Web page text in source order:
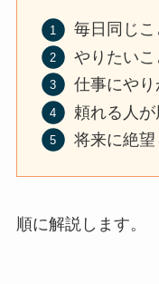
毎日同じ
やりたい
仕事にや
頼れる人
将来に絶望
順に解説します。